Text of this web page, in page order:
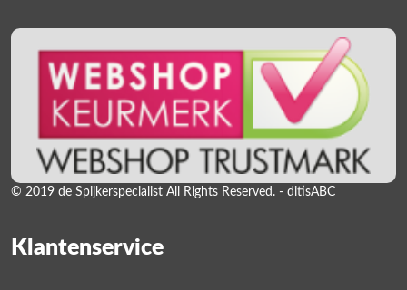
© 2019 de Spijkerspecialist All Rights Reserved. - ditisABC
Klantenservice